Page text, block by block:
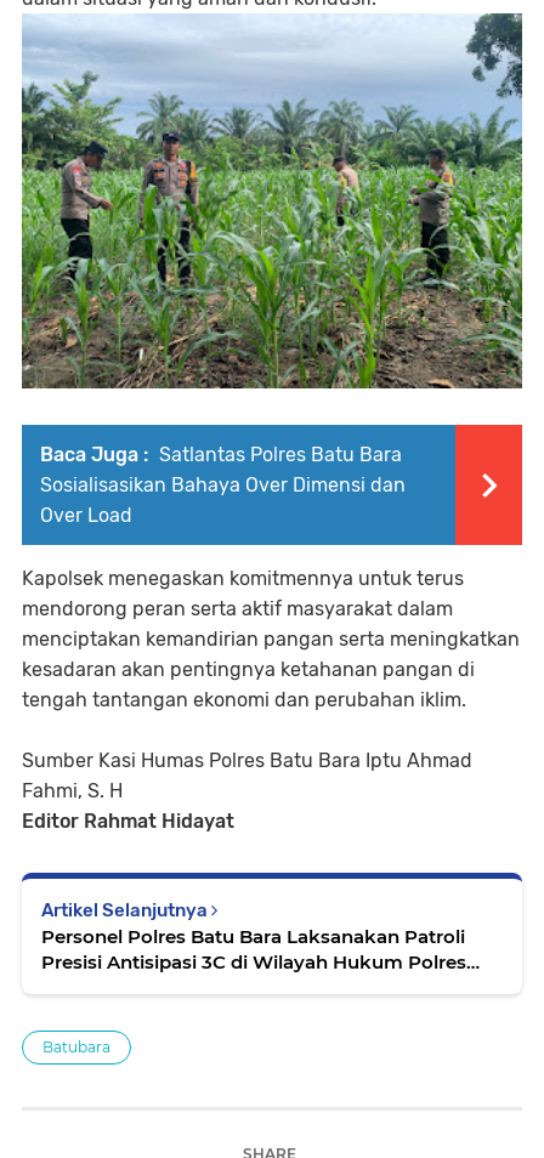
Baca Juga : Satlantas Polres Batu Bara
Sosialisasikan Bahaya Over Dimensi dan
Over Load
Kapolsek menegaskan komitmennya untuk terus
mendorong peran serta aktif masyarakat dalam
menciptakan kemandirian pangan serta meningkatkan
kesadaran akan pentingnya ketahanan pangan di
tengah tantangan ekonomi dan perubahan iklim.
Sumber Kasi Humas Polres Batu Bara Iptu Ahmad
Fahmi, S. H
Editor Rahmat Hidayat
Artikel Selanjutnya
Personel Polres Batu Bara Laksanakan Patroli
Presisi Antisipasi 3C di Wilayah Hukum Polres
Batubara
SHARE